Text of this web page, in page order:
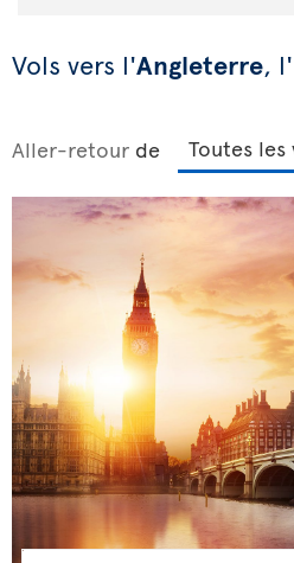
Vols vers l'Angleterre, l'
Aller-retour de